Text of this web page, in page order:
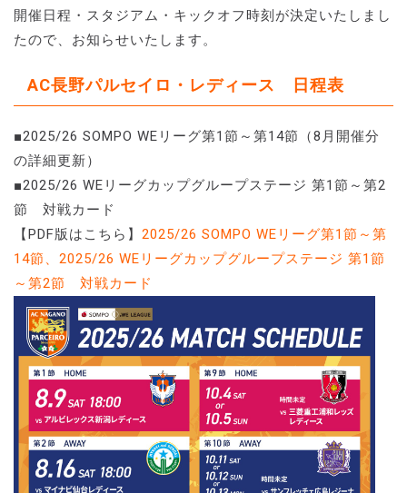
開催日程・スタジアム・キックオフ時刻が決定いたしまし
たので、お知らせいたします。
AC長野パルセイロ・レディース 日程表
■2025/26 SOMPO WEリーグ第1節～第14節（8月開催分
の詳細更新）
■2025/26 WEリーグカップグループステージ 第1節～第2
節 対戦カード
【PDF版はこちら】 2025/26 SOMPO WEリーグ第1節～第
14節、2025/26 WEリーグカップグループステージ 第1節
～第2節 対戦カード